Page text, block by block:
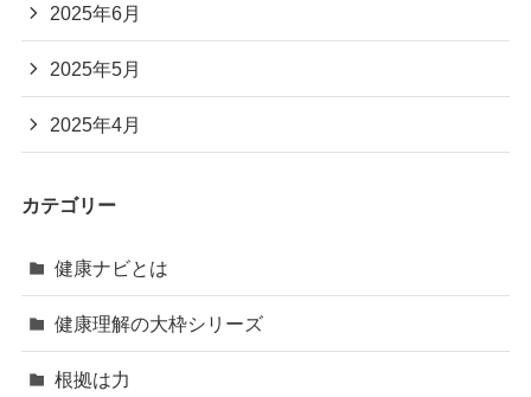
2025年6月
2025年5月
2025年4月
カテゴリー
健康ナビとは
健康理解の大枠シリーズ
根拠は力